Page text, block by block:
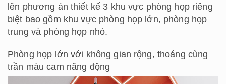
lên phương án thiết kế 3 khu vực phòng họp riêng
biệt bao gồm khu vực phòng họp lớn, phòng họp
trung và phòng họp nhỏ.
Phòng họp lớn với không gian rộng, thoáng cùng
trần màu cam năng động